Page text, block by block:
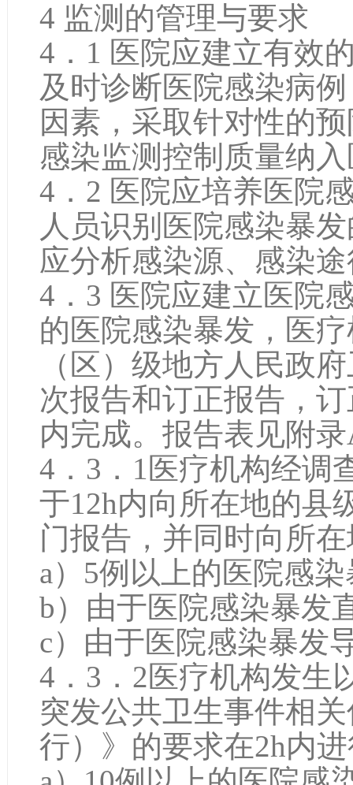
4 监测的管理与要求
4．1 医院应建立有效
及时诊断医院感染病
因素，采取针对性的
感染监测控制质量纳
4．2 医院应培养医院
人员识别医院感染暴
应分析感染源、感染
4．3 医院应建立医院
的医院感染暴发，医
（区）级地方人民政
次报告和订正报告，
内完成。报告表见附
4．3．1医疗机构经调
于12h内向所在地的县
门报告，并同时向所
a）5例以上的医院感
b）由于医院感染暴发
c）由于医院感染暴发
4．3．2医疗机构发生
突发公共卫生事件相
行）》的要求在2h内